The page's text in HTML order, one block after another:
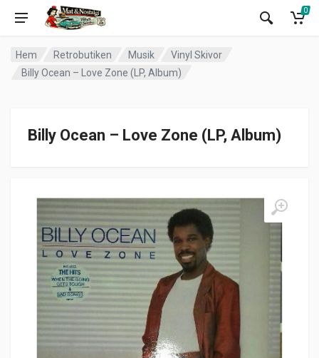
0
Hem Retrobutiken Musik
Vinyl Skivor
Billy Ocean – Love Zone (LP, Album)
Billy Ocean – Love Zone (LP, Album)